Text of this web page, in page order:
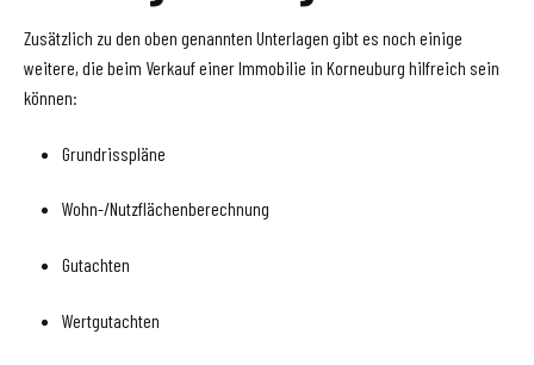
Zusätzlich zu den oben genannten Unterlagen gibt es noch einige
weitere, die beim Verkauf einer Immobilie in Korneuburg hilfreich sein
können:
Grundrisspläne
Wohn-/Nutzflächenberechnung
Gutachten
Wertgutachten